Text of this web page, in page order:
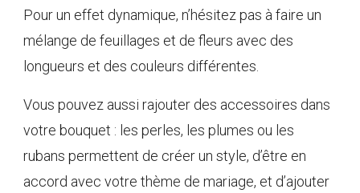
Pour un effet dynamique, n’hésitez pas à faire un
mélange de feuillages et de fleurs avec des
longueurs et des couleurs différentes.
Vous pouvez aussi rajouter des accessoires dans
votre bouquet : les perles, les plumes ou les
rubans permettent de créer un style, d’être en
accord avec votre thème de mariage, et d’ajouter